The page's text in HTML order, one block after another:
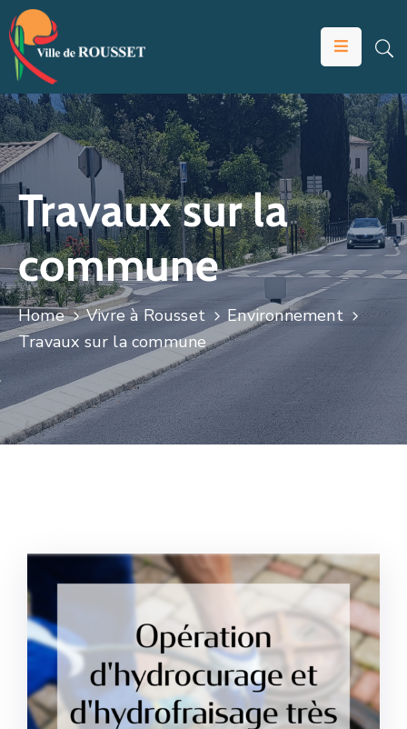
VOTRE
MAIRIE
VIVRE
À
ROUSSET
ÉDUCATION
ET
JEUNESSE
SOLIDARITÉS
ÉCONOMIE
ANIMATION
CULTURE
Travaux sur la
commune
Home Vivre à Rousset
Environnement
Travaux sur la commune